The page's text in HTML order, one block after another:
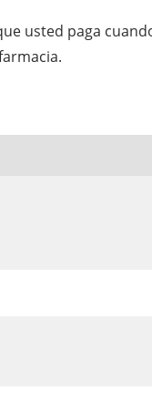
usted paga